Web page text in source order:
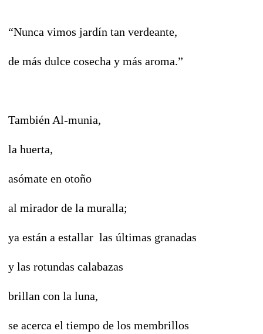
“Nunca vimos jardín tan verdeante,
de más dulce cosecha y más aroma.”
También Al-munia,
la huerta,
asómate en otoño
al mirador de la muralla;
ya están a estallar las últimas granadas
y las rotundas calabazas
brillan con la luna,
se acerca el tiempo de los membrillos